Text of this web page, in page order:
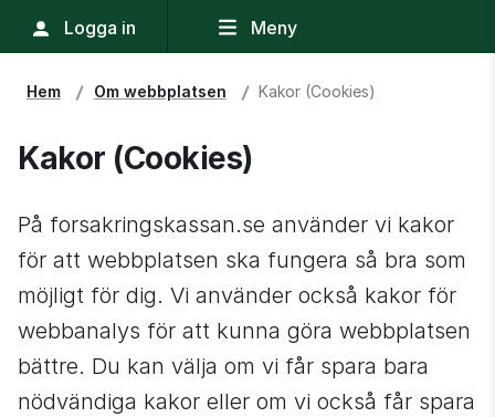
sökfält
Logga in Meny
Hem Om webbplatsen Kakor (Cookies)
Kakor (Cookies)
På forsakringskassan.se använder vi kakor
för att webbplatsen ska fungera så bra som
möjligt för dig. Vi använder också kakor för
webbanalys för att kunna göra webbplatsen
bättre. Du kan välja om vi får spara bara
nödvändiga kakor eller om vi också får spara